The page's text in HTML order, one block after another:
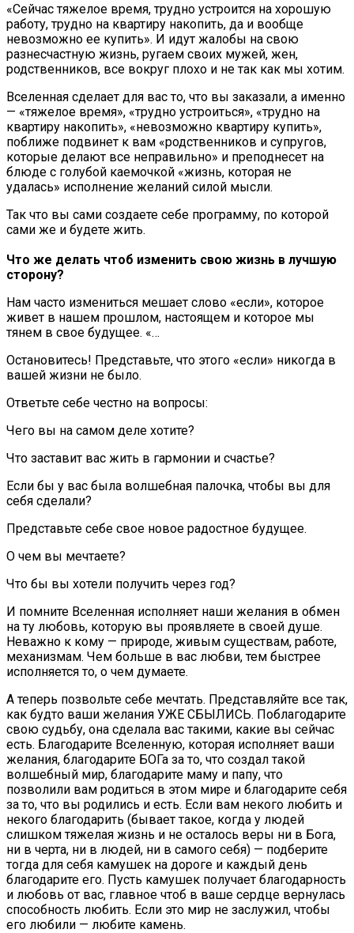
«Сейчас тяжелое время, трудно устроится на хорошую
работу, трудно на квартиру накопить, да и вообще
невозможно ее купить». И идут жалобы на свою
разнесчастную жизнь, ругаем своих мужей, жен,
родственников, все вокруг плохо и не так как мы хотим.
Вселенная сделает для вас то, что вы заказали, а именно
— «тяжелое время», «трудно устроиться», «трудно на
квартиру накопить», «невозможно квартиру купить»,
поближе подвинет к вам «родственников и супругов,
которые делают все неправильно» и преподнесет на
блюде с голубой каемочкой «жизнь, которая не
удалась» исполнение желаний силой мысли.
Так что вы сами создаете себе программу, по которой
сами же и будете жить.
Что же делать чтоб изменить свою жизнь в лучшую
сторону?
Нам часто измениться мешает слово «если», которое
живет в нашем прошлом, настоящем и которое мы
тянем в свое будущее. «…
Остановитесь! Представьте, что этого «если» никогда в
вашей жизни не было.
Ответьте себе честно на вопросы:
Чего вы на самом деле хотите?
Что заставит вас жить в гармонии и счастье?
Если бы у вас была волшебная палочка, чтобы вы для
себя сделали?
Представьте себе свое новое радостное будущее.
О чем вы мечтаете?
Что бы вы хотели получить через год?
И помните Вселенная исполняет наши желания в обмен
на ту любовь, которую вы проявляете в своей душе.
Неважно к кому — природе, живым существам, работе,
механизмам. Чем больше в вас любви, тем быстрее
исполняется то, о чем думаете.
А теперь позвольте себе мечтать. Представляйте все так,
как будто ваши желания УЖЕ СБЫЛИСЬ. Поблагодарите
свою судьбу, она сделала вас такими, какие вы сейчас
есть. Благодарите Вселенную, которая исполняет ваши
желания, благодарите БОГа за то, что создал такой
волшебный мир, благодарите маму и папу, что
позволили вам родиться в этом мире и благодарите себя
за то, что вы родились и есть. Если вам некого любить и
некого благодарить (бывает такое, когда у людей
слишком тяжелая жизнь и не осталось веры ни в Бога,
ни в черта, ни в людей, ни в самого себя) — подберите
тогда для себя камушек на дороге и каждый день
благодарите его. Пусть камушек получает благодарность
и любовь от вас, главное чтоб в ваше сердце вернулась
способность любить. Если это мир не заслужил, чтобы
его любили — любите камень.